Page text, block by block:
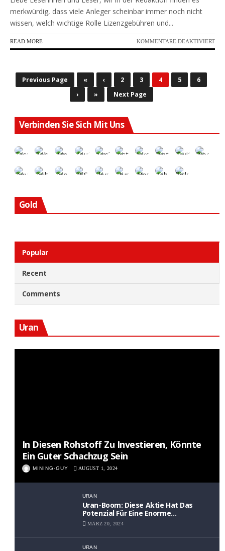
merkwürdig, dass viele Anleger scheinbar immer noch nicht
wissen, welch wichtige Rolle Lizenzgebühren und...
READ MORE KOMMENTARE DEAKTIVIERTFÜR
Previous Page « ‹ 2 3 4 5
6
›
» Next Page
Verbinden Sie Sich Mit Uns
Gold
Popular
Recent
Comments
Uran
In Diesen Rohstoff Zu Investieren, Könnte
Ein Guter Schachzug Sein
MINING-GUY AUGUST 1, 2024
URAN
Uran-Boom: Diese Aktie Hat Das
Potenzial Für Eine Enorme
Wertsteigerung
MÄRZ 20, 2024
URAN